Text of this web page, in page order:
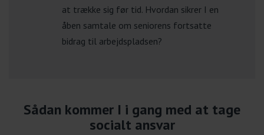
at trække sig før tid. Hvordan sikrer I en
åben samtale om seniorens fortsatte
bidrag til arbejdspladsen?
Sådan kommer I i gang med at tage
socialt ansvar